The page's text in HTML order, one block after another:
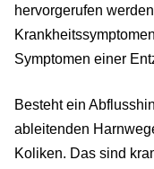
hervorgerufen
Symptomen einer
Besteht ein
ableitenden
Koliken. Das sind